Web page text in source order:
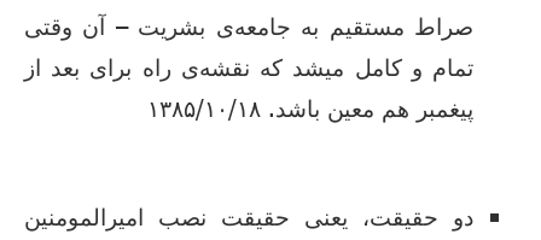
صراط مستقیم به جامعه‌ی بشریت – آن وقتی
تمام و کامل میشد که نقشه‌ی راه برای بعد از
پیغمبر هم معین باشد. ۱۳۸۵/۱۰/۱۸
دو حقیقت، یعنى حقیقت نصب امیرالمومنین